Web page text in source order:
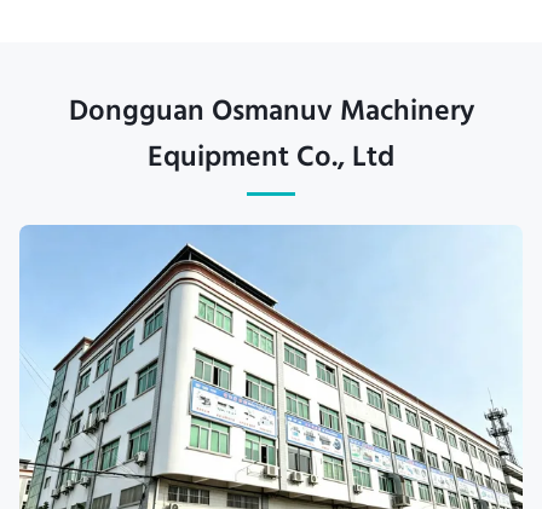
Dongguan Osmanuv Machinery
Equipment Co., Ltd